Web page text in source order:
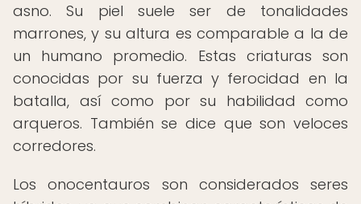
asno. Su piel suele ser de tonalidades
marrones, y su altura es comparable a la de
un humano promedio. Estas criaturas son
conocidas por su fuerza y ferocidad en la
batalla, así como por su habilidad como
arqueros. También se dice que son veloces
corredores.
Los onocentauros son considerados seres